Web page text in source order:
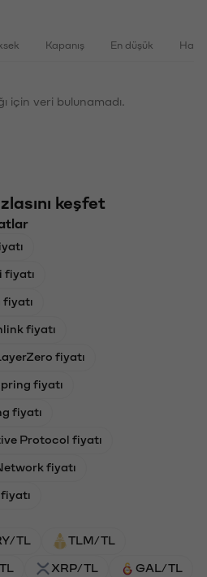
Kapanış En düşük
için veri bulunamadı.
keşfet
fiyatı
fiyatı
fiyatı
fiyatı
fiyatı
fiyatı
Protocol fiyatı
fiyatı
TL TLM/TL
XRP/TL GAL/TL